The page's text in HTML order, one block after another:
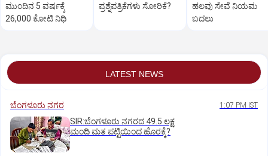
ಮುಂದಿನ 5 ವರ್ಷಕ್ಕೆ
26,000 ಕೋಟಿ ನಿಧಿ
ಪ್ರಶ್ನೆಪತ್ರಿಕೆಗಳು ಸೋರಿಕೆ?
ಹಲವು ಸೇವೆ ನಿಯಮ
ಬದಲು
LATEST NEWS
ಬೆಂಗಳೂರು ನಗರ 1:07 PM IST
SIR:ಬೆಂಗಳೂರು ನಗರದ 49.5 ಲಕ್ಷ
ಮಂದಿ ಮತ ಪಟ್ಟಿಯಿಂದ ಹೊರಕ್ಕೆ?